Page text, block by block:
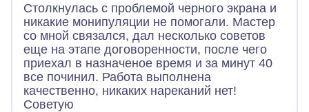
Столкнулась с проблемой черного экрана и
никакие монипуляции не помогали. Мастер
со мной связался, дал несколько советов
еще на этапе договоренности, после чего
приехал в назначеное время и за минут 40
все починил. Работа выполнена
качественно, никаких нареканий нет!
Советую